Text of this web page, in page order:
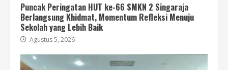
Puncak Peringatan HUT ke-66 SMKN 2 Singaraja
Berlangsung Khidmat, Momentum Refleksi Menuju
Sekolah yang Lebih Baik
Agustus 5, 2026